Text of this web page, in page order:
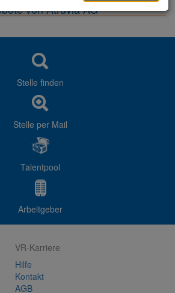
von Atruvia AG
Stelle finden
Stelle per Mail
Talentpool
Arbeitgeber
VR-Karriere
Hilfe
Kontakt
AGB